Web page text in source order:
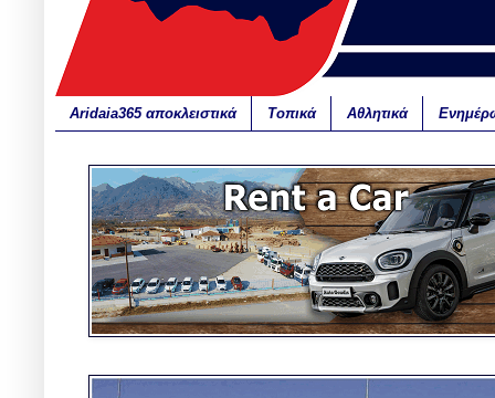
Aridaia365 αποκλειστικά Τοπικά Αθλητικά